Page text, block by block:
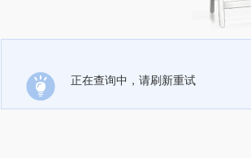
正在查询中，请刷新重试